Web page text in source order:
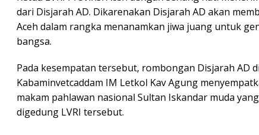
dari Disjarah AD. Dikarenakan Disjarah AD akan
Aceh dalam rangka menanamkan jiwa juang untuk
bangsa.
Pada kesempatan tersebut, rombongan Disjarah AD
Kabaminvetcaddam IM Letkol Kav Agung
makam pahlawan nasional Sultan Iskandar muda
digedung LVRI tersebut.